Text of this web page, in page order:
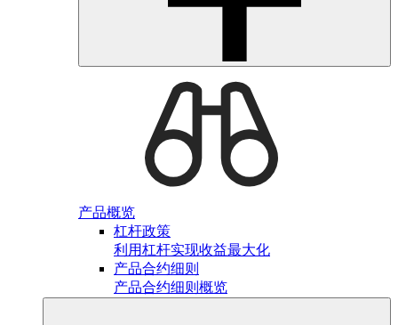
产品概览
杠杆政策
利用杠杆实现收益最大化
产品合约细则
产品合约细则概览